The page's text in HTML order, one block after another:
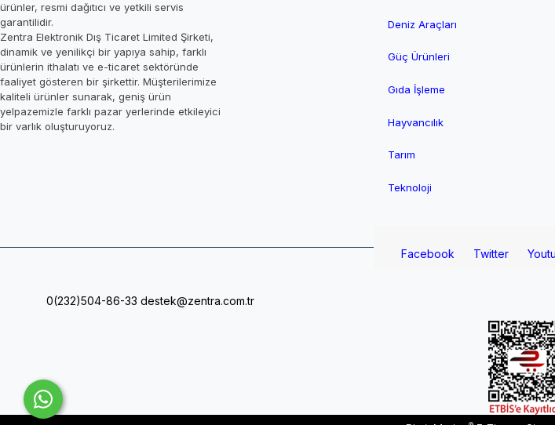
ürünler, resmi dağıtıcı ve yetkili servis
garantilidir.
Zentra Elektronik Dış Ticaret Limited Şirketi,
dinamik ve yenilikçi bir yapıya sahip, farklı
ürünlerin ithalatı ve e-ticaret sektöründe
faaliyet gösteren bir şirkettir. Müşterilerimize
kaliteli ürünler sunarak, geniş ürün
yelpazemizle farklı pazar yerlerinde etkileyici
bir varlık oluşturuyoruz.
Deniz Araçları
Güç Ürünleri
Gıda İşleme
Hayvancılık
Tarım
Teknoloji
Facebook Twitter
0(232)504-86-33 destek@zentra.com.tr